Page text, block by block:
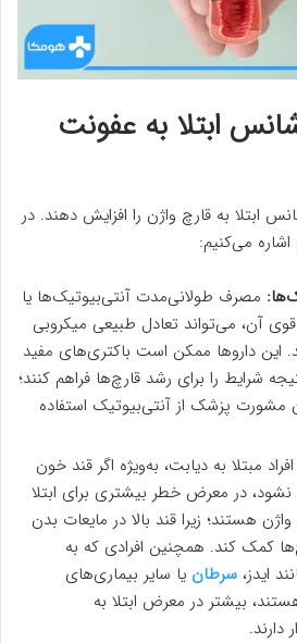
ابتلا به عفونت
ابتلا به قارچ واژن را افزایش دهند. در
می‌کنیم:
مصرف طولانی‌مدت آنتی‌بیوتیک‌ها یا
قوی آن، می‌تواند تعادل طبیعی میکروبی
این داروها ممکن است باکتری‌های مفید
شرایط را برای رشد قارچ‌ها فراهم کنند؛
مشورت پزشک از آنتی‌بیوتیک استفاده
افراد مبتلا به دیابت، به‌ویژه اگر قند خون
در معرض خطر بیشتری برای ابتلا
هستند؛ زیرا قند بالا در مایعات بدن
کمک کند. همچنین افرادی که به
ایدز، سرطان یا سایر بیماری‌های
بیشتر در معرض ابتلا به
دارند.